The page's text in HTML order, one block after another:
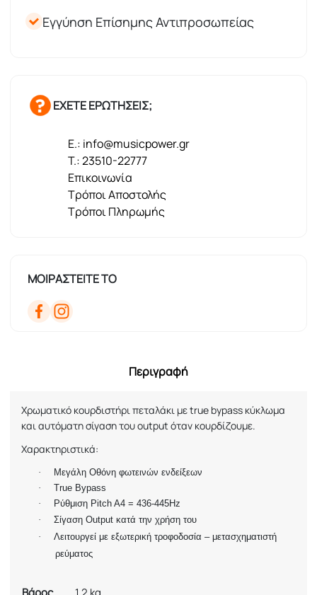
Εγγύηση Επίσημης Αντιπροσωπείας
ΕΧΕΤΕ ΕΡΩΤΗΣΕΙΣ;
E.: info@musicpower.gr
T.: 23510-22777
Επικοινωνία
Τρόποι Αποστολής
Τρόποι Πληρωμής
ΜΟΙΡΑΣΤΕΙΤΕ ΤΟ
Περιγραφή
Χρωματικό κουρδιστήρι πεταλάκι με true bypass κύκλωμα
και αυτόματη σίγαση του output όταν κουρδίζουμε.
Χαρακτηριστικά:
·
Μεγάλη Οθόνη φωτεινών ενδείξεων
·
True Bypass
·
Ρύθμιση Pitch A4 = 436-445Hz
·
Σίγαση Output κατά την χρήση του
· Λειτουργεί με εξωτερική τροφοδοσία – μετασχηματιστή
ρεύματος